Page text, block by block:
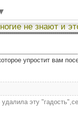
не знают и
упростит вам
эту